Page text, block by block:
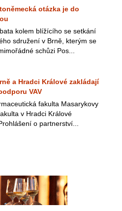
otázka je do
kolem blížícího se setkání
sdružení v Brně, kterým se
schůzi Pos...
a Hradci Králové zakládají
VAV
fakulta Masarykovy
v Hradci Králové
o partnerství...